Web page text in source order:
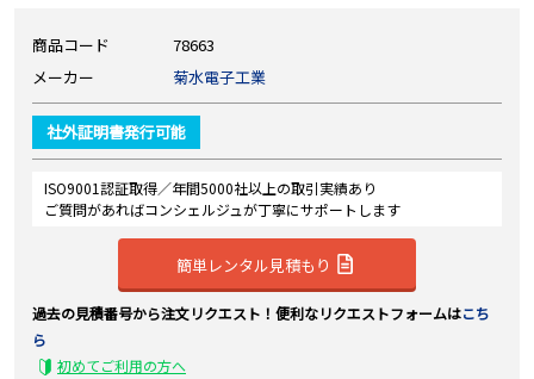
商品コード
78663
メーカー
菊水電子工業
社外証明書発行可能
ISO9001認証取得／年間5000社以上の取引実績あり
ご質問があればコンシェルジュが丁寧にサポートします
簡単レンタル見積もり
過去の見積番号から注文リクエスト！便利なリクエストフォームはこち
ら
初めてご利用の方へ